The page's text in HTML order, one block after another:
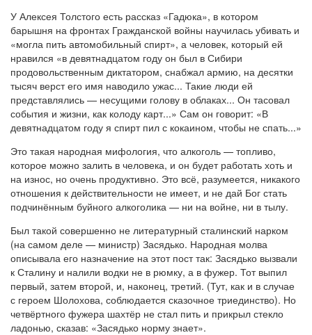
У Алексея Толстого есть рассказ «Гадюка», в котором
барышня на фронтах Гражданской войны научилась убивать и
«могла пить автомобильный спирт», а человек, который ей
нравился «в девятнадцатом году он был в Сибири
продовольственным диктатором, снабжал армию, на десятки
тысяч верст его имя наводило ужас... Такие люди ей
представлялись — несущими голову в облаках... Он тасовал
события и жизни, как колоду карт...» Сам он говорит: «В
девятнадцатом году я спирт пил с кокаином, чтобы не спать...»
Это такая народная мифология, что алкоголь — топливо,
которое можно залить в человека, и он будет работать хоть и
на износ, но очень продуктивно. Это всё, разумеется, никакого
отношения к действительности не имеет, и не дай Бог стать
подчинённым буйного алкоголика — ни на войне, ни в тылу.
Был такой совершенно не литературный сталинский нарком
(на самом деле — министр) Засядько. Народная молва
описывала его назначение на этот пост так: Засядько вызвали
к Сталину и налили водки не в рюмку, а в фужер. Тот выпил
первый, затем второй, и, наконец, третий. (Тут, как и в случае
с героем Шолохова, соблюдается сказочное триединство). Но
четвёртного фужера шахтёр не стал пить и прикрыл стекло
ладонью, сказав: «Засядько норму знает».